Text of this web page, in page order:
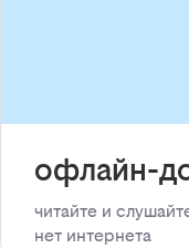
офлайн-
читайте и
нет интернета